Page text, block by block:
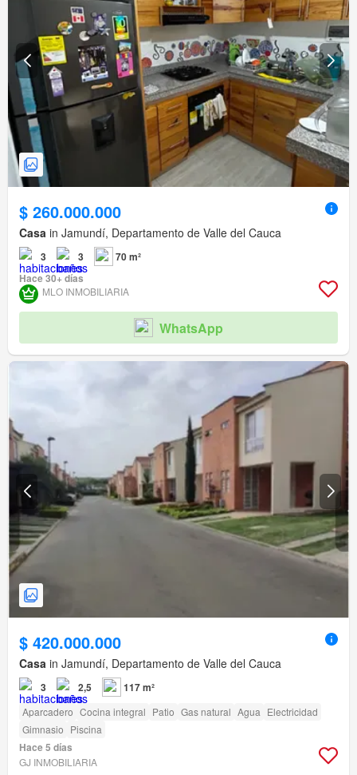
$ 260.000.000
Casa in Jamundí, Departamento de Valle del Cauca
3 3
70 m²
Hace 30+ días
MLO INMOBILIARIA
WhatsApp
$ 420.000.000
Casa in Jamundí, Departamento de Valle del Cauca
3 2,5 117 m²
Aparcadero Cocina integral Patio Gas natural Agua Electricidad
Gimnasio Piscina
Hace 5 días
GJ INMOBILIARIA